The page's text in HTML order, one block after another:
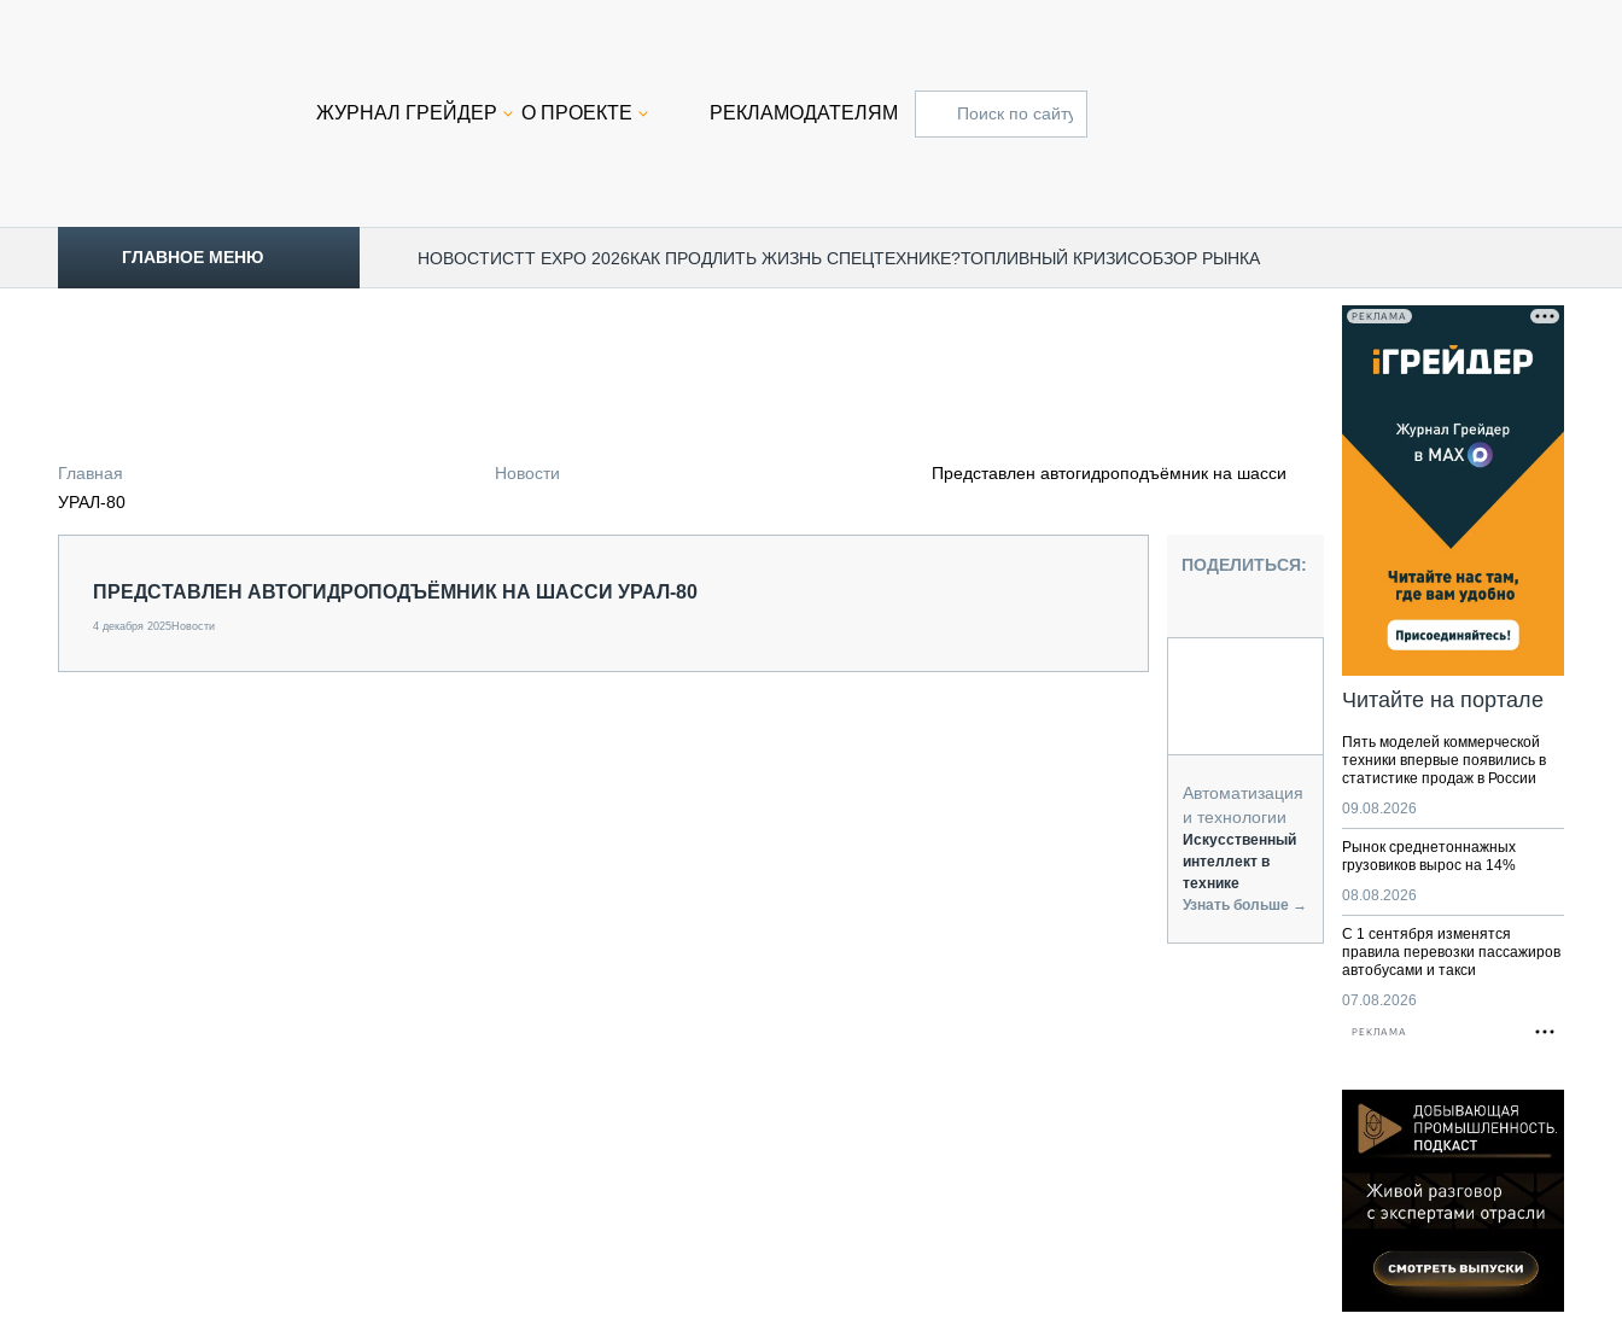
ЖУРНАЛ ГРЕЙДЕР О ПРОЕКТЕ РЕКЛАМОДАТЕЛЯМ
ГЛАВНОЕ МЕНЮ НОВОСТИCTT EXPO 2026КАК ПРОДЛИТЬ ЖИЗНЬ СПЕЦТЕХНИКЕ?ТОПЛИВНЫЙ КРИЗИСОБЗОР РЫНКА
ГРУЗОПЕРЕВОЗКИ
ИСПЫТАТЕЛИ
ПОДЪЁМНАЯ ТЕХНИКА
ПАССАЖИРСКИЙ ТРАНСПОРТ
Главная Новости
Представлен автогидроподъёмник на шасси
УРАЛ-80
ПРЕДСТАВЛЕН АВТОГИДРОПОДЪЁМНИК НА ШАССИ УРАЛ-80
4 декабря 2025Новости
ПОДЕЛИТЬСЯ:
Автоматизация
и технологии
Искусственный
интеллект в
технике
Узнать больше →
РЕКЛАМА
Читайте на портале
Пять моделей коммерческой
техники впервые появились в
статистике продаж в России
09.08.2026
Рынок среднетоннажных
грузовиков вырос на 14%
08.08.2026
С 1 сентября изменятся
правила перевозки пассажиров
автобусами и такси
07.08.2026
РЕКЛАМА